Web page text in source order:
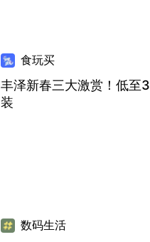
食玩买
丰泽新春三大激赏！低
装
数码生活